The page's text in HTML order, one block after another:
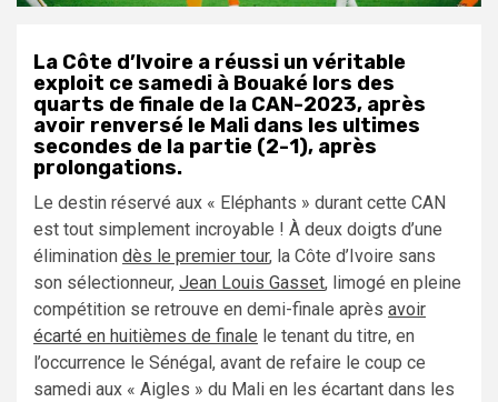
La Côte d’Ivoire a réussi un véritable
exploit ce samedi à Bouaké lors des
quarts de finale de la CAN-2023, après
avoir renversé le Mali dans les ultimes
secondes de la partie (2-1), après
prolongations.
Le destin réservé aux « Eléphants » durant cette CAN
est tout simplement incroyable ! À deux doigts d’une
élimination dès le premier tour, la Côte d’Ivoire sans
son sélectionneur, Jean Louis Gasset, limogé en pleine
compétition se retrouve en demi-finale après avoir
écarté en huitièmes de finale le tenant du titre, en
l’occurrence le Sénégal, avant de refaire le coup ce
samedi aux « Aigles » du Mali en les écartant dans les